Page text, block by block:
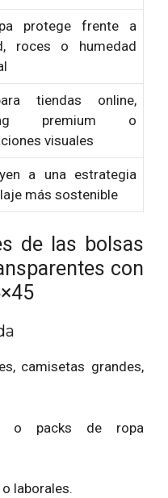
protege frente a
roces o humedad
tiendas online,
premium o
visuales
a una estrategia
más sostenible
de las bolsas
con
camisetas grandes,
o packs de ropa
laborales.